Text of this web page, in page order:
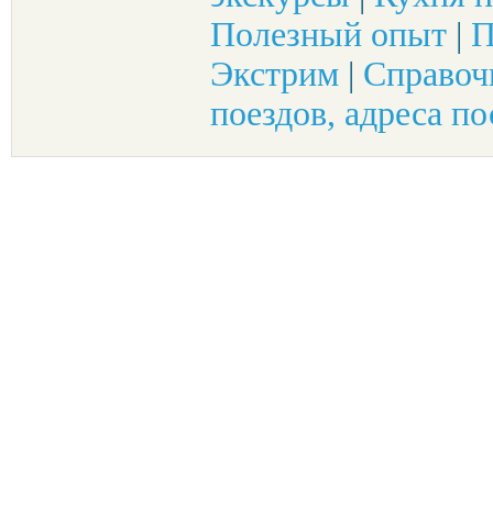
Полезный опыт |
Экстрим |
поездов, адреса